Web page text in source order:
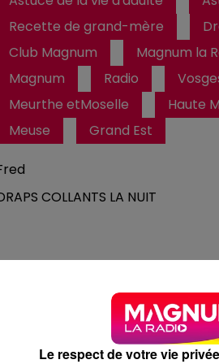
Recette de grand-mère
Club Magnum
Magnum la
Magnum
Radio
Meurthe etMoselle
Haute
Meuse
Grand Est
COLLANTS LA NUIT
Le respect de votre vie